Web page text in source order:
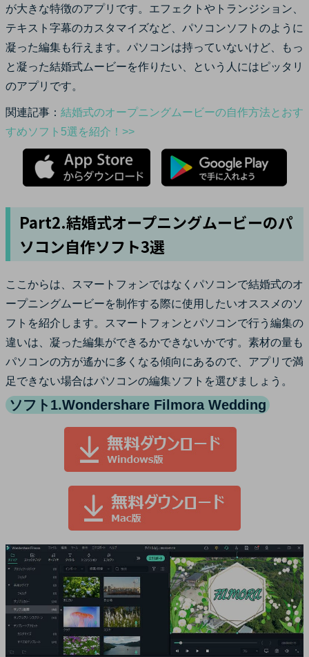
が大きな特徴のアプリです。エフェクトやトランジション、
テキスト字幕のカスタマイズなど、パソコンソフトのように
凝った編集も行えます。パソコンは持っていないけど、もっ
と凝った結婚式ムービーを作りたい、という人にはピッタリ
のアプリです。
関連記事： 結婚式のオープニングムービーの自作方法とおす
すめソフト5選を紹介！>>
Part2.結婚式オープニングムービーのパ
ソコン自作ソフト3選
ここからは、スマートフォンではなくパソコンで結婚式のオ
ープニングムービーを制作する際に使用したいオススメのソ
フトを紹介します。スマートフォンとパソコンで行う編集の
違いは、凝った編集ができるかできないかです。素材の量も
パソコンの方が遙かに多くなる傾向にあるので、アプリで満
足できない場合はパソコンの編集ソフトを選びましょう。
ソフト1.Wondershare Filmora Wedding